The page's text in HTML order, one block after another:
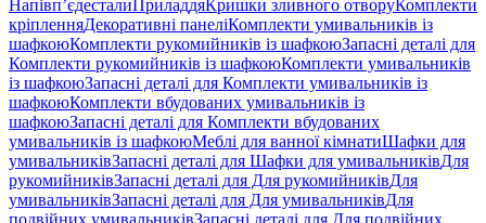
Напівп’єдесталиПриладдяКришки зливного отворуКомплекти
кріпленняДекоративні панеліКомплекти умивальників із
шафкоюКомплекти рукомийників із шафкоюЗапасні деталі для
Комплекти рукомийників із шафкоюКомплекти умивальників
із шафкоюЗапасні деталі для Комплекти умивальників із
шафкоюКомплекти вбудованих умивальників із
шафкоюЗапасні деталі для Комплекти вбудованих
умивальників із шафкоюМеблі для ванної кімнатиШафки для
умивальниківЗапасні деталі для Шафки для умивальниківДля
рукомийниківЗапасні деталі для Для рукомийниківДля
умивальниківЗапасні деталі для Для умивальниківДля
подвійних умивальниківЗапасні деталі для Для подвійних